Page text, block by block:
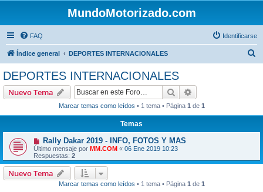
MundoMotorizado.com
FAQ Identificarse
Índice general DEPORTES INTERNACIONALES
DEPORTES INTERNACIONALES
Nuevo Tema Buscar
Marcar temas como leídos • 1 tema • Página 1 de 1
Temas
Rally Dakar 2019 - INFO, FOTOS Y MAS
Último mensaje por MM.COM « 06 Ene 2019 10:23
Respuestas: 2
Nuevo Tema
Marcar temas como leídos • 1 tema • Página 1 de 1